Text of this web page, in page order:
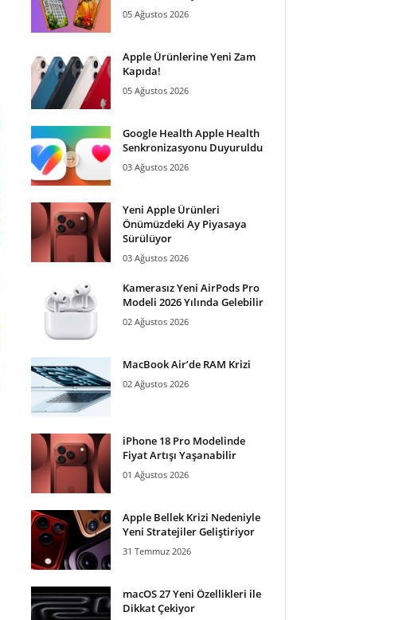
05 Ağustos 2026
Apple Ürünlerine Yeni Zam
Kapıda!
05 Ağustos 2026
Google Health Apple Health
Senkronizasyonu Duyuruldu
03 Ağustos 2026
Yeni Apple Ürünleri
Önümüzdeki Ay Piyasaya
Sürülüyor
03 Ağustos 2026
Kamerasız Yeni AirPods Pro
Modeli 2026 Yılında Gelebilir
02 Ağustos 2026
MacBook Air’de RAM Krizi
02 Ağustos 2026
iPhone 18 Pro Modelinde
Fiyat Artışı Yaşanabilir
01 Ağustos 2026
Apple Bellek Krizi Nedeniyle
Yeni Stratejiler Geliştiriyor
31 Temmuz 2026
macOS 27 Yeni Özellikleri ile
Dikkat Çekiyor